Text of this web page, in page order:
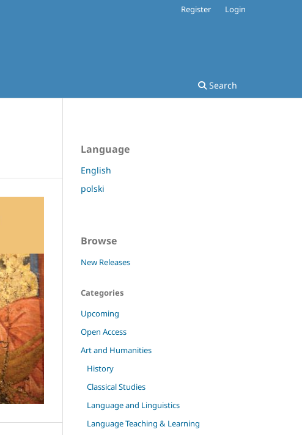
Search
Register Login
Language
English
polski
Browse
New Releases
Categories
Upcoming
Open Access
Art and Humanities
History
Classical Studies
Language and Linguistics
Language Teaching & Learning